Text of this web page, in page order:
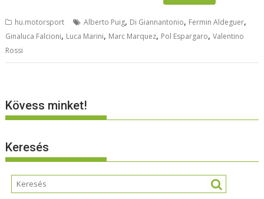
hu.motorsport Alberto Puig, Di Giannantonio, Fermin Aldeguer,
Ginaluca Falcioni, Luca Marini, Marc Marquez, Pol Espargaro,Valentino
Rossi
Kövess minket!
Keresés